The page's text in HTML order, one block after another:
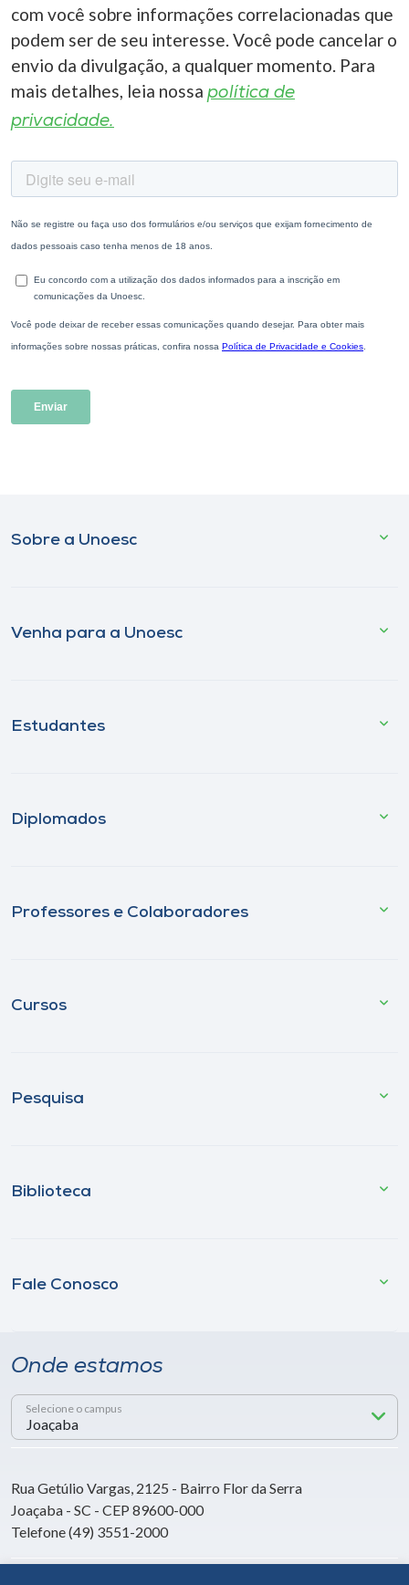
com você sobre informações correlacionadas que
podem ser de seu interesse. Você pode cancelar o
envio da divulgação, a qualquer momento. Para
mais detalhes, leia nossa política de
privacidade.
Sobre a Unoesc
Venha para a Unoesc
Estudantes
Diplomados
Professores e Colaboradores
Cursos
Pesquisa
Biblioteca
Fale Conosco
Onde estamos
Selecione o campus
Rua Getúlio Vargas, 2125 - Bairro Flor da Serra
Joaçaba - SC - CEP 89600-000
Telefone (49) 3551-2000